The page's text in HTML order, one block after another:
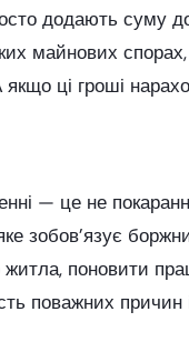
додають суму
майнових спорах,
ці гроші
— це не
зобов’язує
поновити
поважних